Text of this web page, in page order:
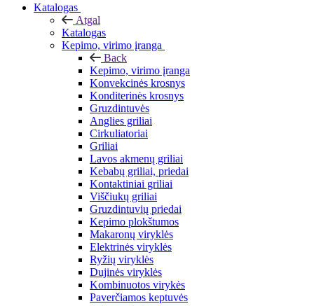
Katalogas
Atgal
Katalogas
Kepimo, virimo įranga
Back
Kepimo, virimo įranga
Konvekcinės krosnys
Konditerinės krosnys
Gruzdintuvės
Anglies griliai
Cirkuliatoriai
Griliai
Lavos akmenų griliai
Kebabų griliai, priedai
Kontaktiniai griliai
Viščiukų griliai
Gruzdintuvių priedai
Kepimo plokštumos
Makaronų viryklės
Elektrinės viryklės
Ryžių viryklės
Dujinės viryklės
Kombinuotos virykės
Paverčiamos keptuvės